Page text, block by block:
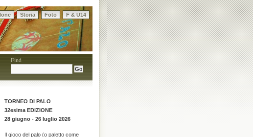
Storia Foto F & U14
Find
TORNEO DI PALO
32esima EDIZIONE
28 giugno - 26 luglio 2026
Il gioco del palo (o paletto come